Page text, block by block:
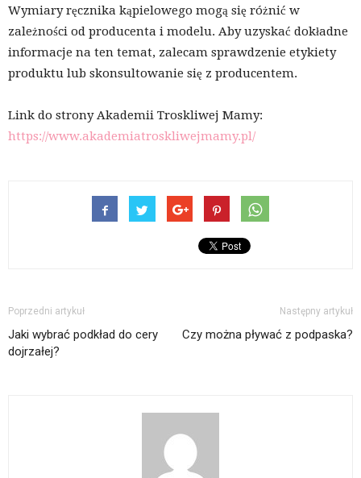
Wymiary ręcznika kąpielowego mogą się różnić w
zależności od producenta i modelu. Aby uzyskać dokładne
informacje na ten temat, zalecam sprawdzenie etykiety
produktu lub skonsultowanie się z producentem.
Link do strony Akademii Troskliwej Mamy:
https://www.akademiatroskliwejmamy.pl/
Poprzedni artykuł
Jaki wybrać podkład do cery
dojrzałej?
Następny artykuł
Czy można pływać z podpaska?